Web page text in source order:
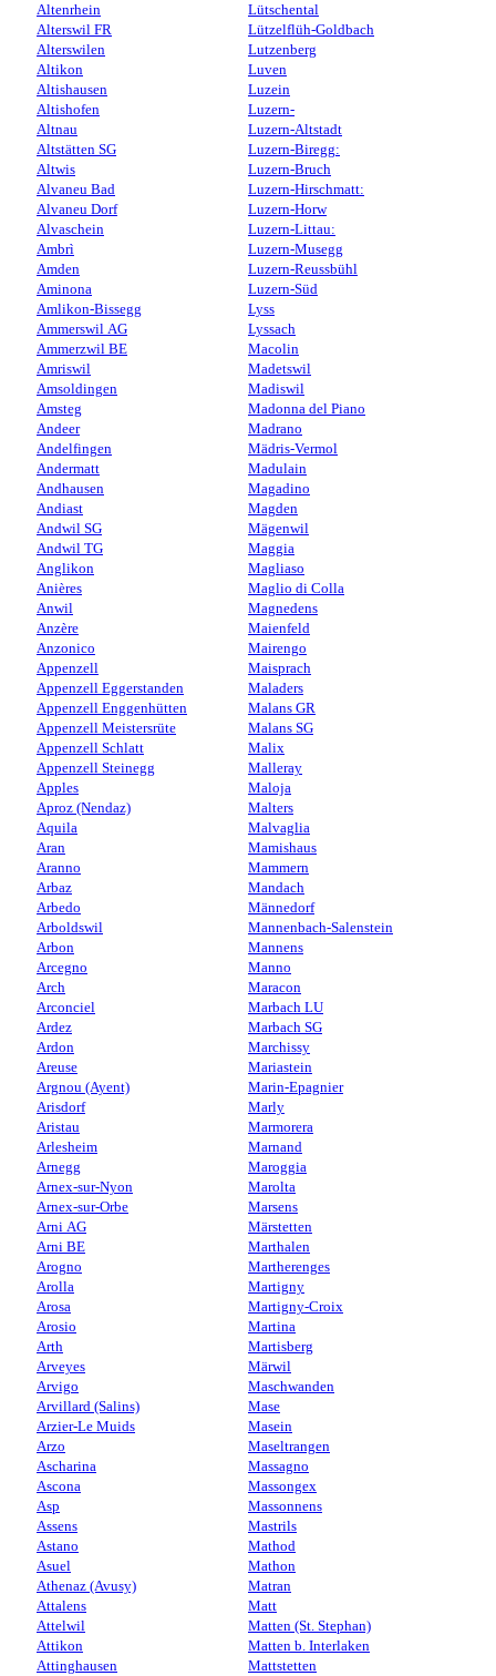
Altenrhein
Alterswil FR
Alterswilen
Altikon
Altishausen
Altishofen
Altnau
Altstätten SG
Altwis
Alvaneu Bad
Alvaneu Dorf
Alvaschein
Ambrì
Amden
Aminona
Amlikon-Bissegg
Ammerswil AG
Ammerzwil BE
Amriswil
Amsoldingen
Amsteg
Andeer
Andelfingen
Andermatt
Andhausen
Andiast
Andwil SG
Andwil TG
Anglikon
Anières
Anwil
Anzère
Anzonico
Appenzell
Appenzell Eggerstanden
Appenzell Enggenhütten
Appenzell Meistersrüte
Appenzell Schlatt
Appenzell Steinegg
Apples
Aproz (Nendaz)
Aquila
Aran
Aranno
Arbaz
Arbedo
Arboldswil
Arbon
Arcegno
Arch
Arconciel
Ardez
Ardon
Areuse
Argnou (Ayent)
Arisdorf
Aristau
Arlesheim
Arnegg
Arnex-sur-Nyon
Arnex-sur-Orbe
Arni AG
Arni BE
Arogno
Arolla
Arosa
Arosio
Arth
Arveyes
Arvigo
Arvillard (Salins)
Arzier-Le Muids
Arzo
Ascharina
Ascona
Asp
Assens
Astano
Asuel
Athenaz (Avusy)
Attalens
Attelwil
Attikon
Attinghausen
Lütschental
Lützelflüh-Goldbach
Lutzenberg
Luven
Luzein
Luzern-
Luzern-Altstadt
Luzern-Biregg:
Luzern-Bruch
Luzern-Hirschmatt:
Luzern-Horw
Luzern-Littau:
Luzern-Musegg
Luzern-Reussbühl
Luzern-Süd
Lyss
Lyssach
Macolin
Madetswil
Madiswil
Madonna del Piano
Madrano
Mädris-Vermol
Madulain
Magadino
Magden
Mägenwil
Maggia
Magliaso
Maglio di Colla
Magnedens
Maienfeld
Mairengo
Maisprach
Maladers
Malans GR
Malans SG
Malix
Malleray
Maloja
Malters
Malvaglia
Mamishaus
Mammern
Mandach
Männedorf
Mannenbach-Salenstein
Mannens
Manno
Maracon
Marbach LU
Marbach SG
Marchissy
Mariastein
Marin-Epagnier
Marly
Marmorera
Marnand
Maroggia
Marolta
Marsens
Märstetten
Marthalen
Martherenges
Martigny
Martigny-Croix
Martina
Martisberg
Märwil
Maschwanden
Mase
Masein
Maseltrangen
Massagno
Massongex
Massonnens
Mastrils
Mathod
Mathon
Matran
Matt
Matten (St. Stephan)
Matten b. Interlaken
Mattstetten